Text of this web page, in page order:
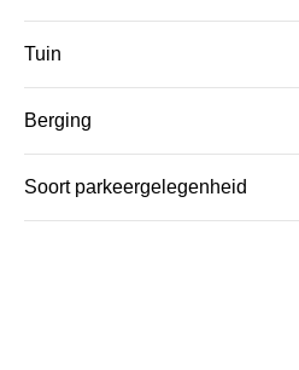
Tuin
Berging
Soort parkeergelegenheid